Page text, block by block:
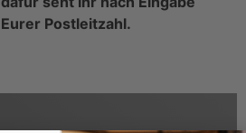
Eurer Postleitzahl.